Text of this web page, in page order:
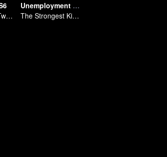
Secrets of the Twenty-Four Valleys, Reunited with an Old Friend in Shu.
Unemployment Devil
The Strongest King in the Demon World Suddenly Gets Laid Off?